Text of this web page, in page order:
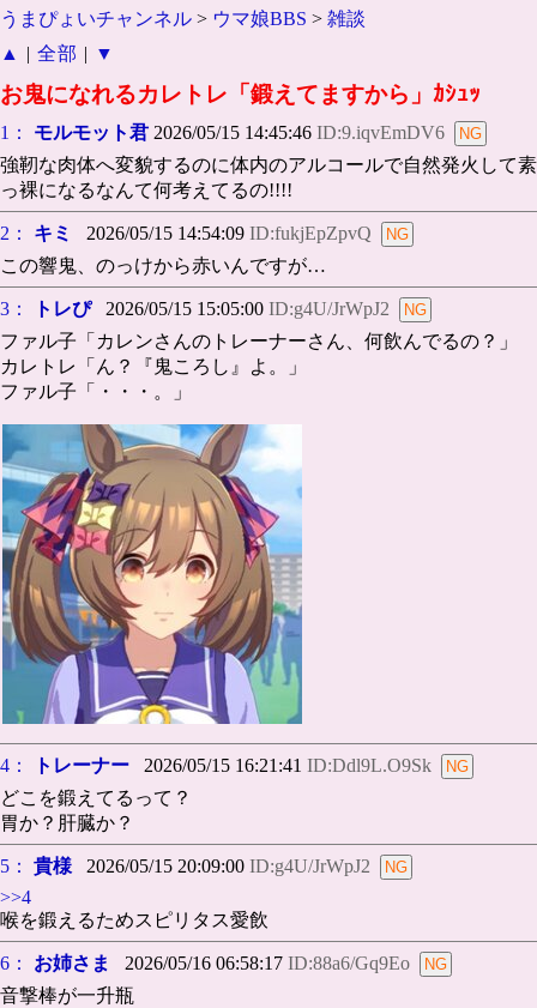
うまぴょいチャンネル > ウマ娘BBS > 雑談
▲
| 全部 | ▼
お鬼になれるカレトレ「鍛えてますから」ｶｼｭｯ
1： モルモット君 2026/05/15 14:45:46 ID:9.iqvEmDV6
強靭な肉体へ変貌するのに体内のアルコールで自然発火して素
っ裸になるなんて何考えてるの!!!!
2： キミ 2026/05/15 14:54:09 ID:fukjEpZpvQ
この響鬼、のっけから赤いんですが…
3： トレぴ2026/05/15 15:05:00 ID:g4U/JrWpJ2
ファル子「カレンさんのトレーナーさん、何飲んでるの？」
カレトレ「ん？『鬼ころし』よ。」
ファル子「・・・。」
4： トレーナー 2026/05/15 16:21:41 ID:Ddl9L.O9Sk
どこを鍛えてるって？
胃か？肝臓か？
5： 貴様 2026/05/15 20:09:00 ID:g4U/JrWpJ2
>>4
喉を鍛えるためスピリタス愛飲
6： お姉さま 2026/05/16 06:58:17 ID:88a6/Gq9Eo
音撃棒が一升瓶